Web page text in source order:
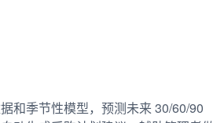
和季节性模型，预测未来 30/60/90